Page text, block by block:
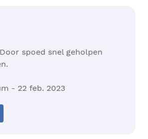
spoed snel geholpen
- 22 feb. 2023